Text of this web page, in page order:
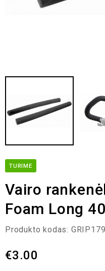
TURIME
Vairo
Foam Long
Produkto kodas: GRIP179
€3.00